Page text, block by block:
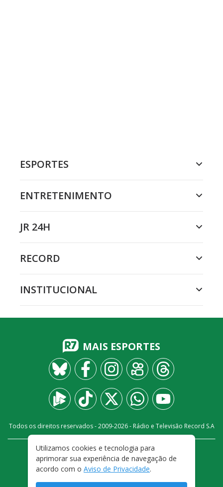
ESPORTES
ENTRETENIMENTO
JR 24H
RECORD
INSTITUCIONAL
MAIS ESPORTES
Todos os direitos reservados - 2009-2026- Rádio e Televisão Record S.A
FALE CONOSCO
PRIVACIDADE
TERMOS E CONDIÇÕES DE USO
Utilizamos cookies e tecnologia para
aprimorar sua experiência de navegação de
acordo com o Aviso de Privacidade.